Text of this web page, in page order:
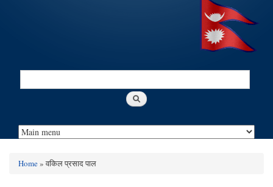
Search
You are here
Home» वकिल प्रसाद पाल